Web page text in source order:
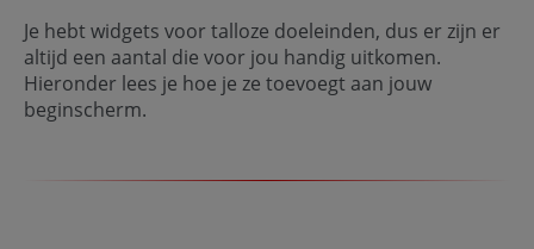
Je hebt widgets voor talloze doeleinden, dus er zijn er
altijd een aantal die voor jou handig uitkomen.
Hieronder lees je hoe je ze toevoegt aan jouw
beginscherm.